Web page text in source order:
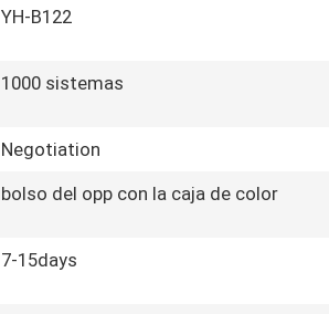
YH-B122
1000 sistemas
Negotiation
bolso del opp con la caja de color
7-15days